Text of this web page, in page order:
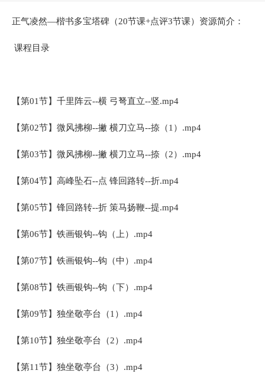
正气凌然—楷书多宝塔碑（20节课+点评3节课）资源简介：
课程目录
【第01节】千里阵云--横 弓弩直立--竖.mp4
【第02节】微风拂柳--撇 横刀立马--捺（1）.mp4
【第03节】微风拂柳--撇 横刀立马--捺（2）.mp4
【第04节】高峰坠石--点 锋回路转--折.mp4
【第05节】锋回路转--折 策马扬鞭--提.mp4
【第06节】铁画银钩--钩（上）.mp4
【第07节】铁画银钩--钩（中）.mp4
【第08节】铁画银钩--钩（下）.mp4
【第09节】独坐敬亭台（1）.mp4
【第10节】独坐敬亭台（2）.mp4
【第11节】独坐敬亭台（3）.mp4